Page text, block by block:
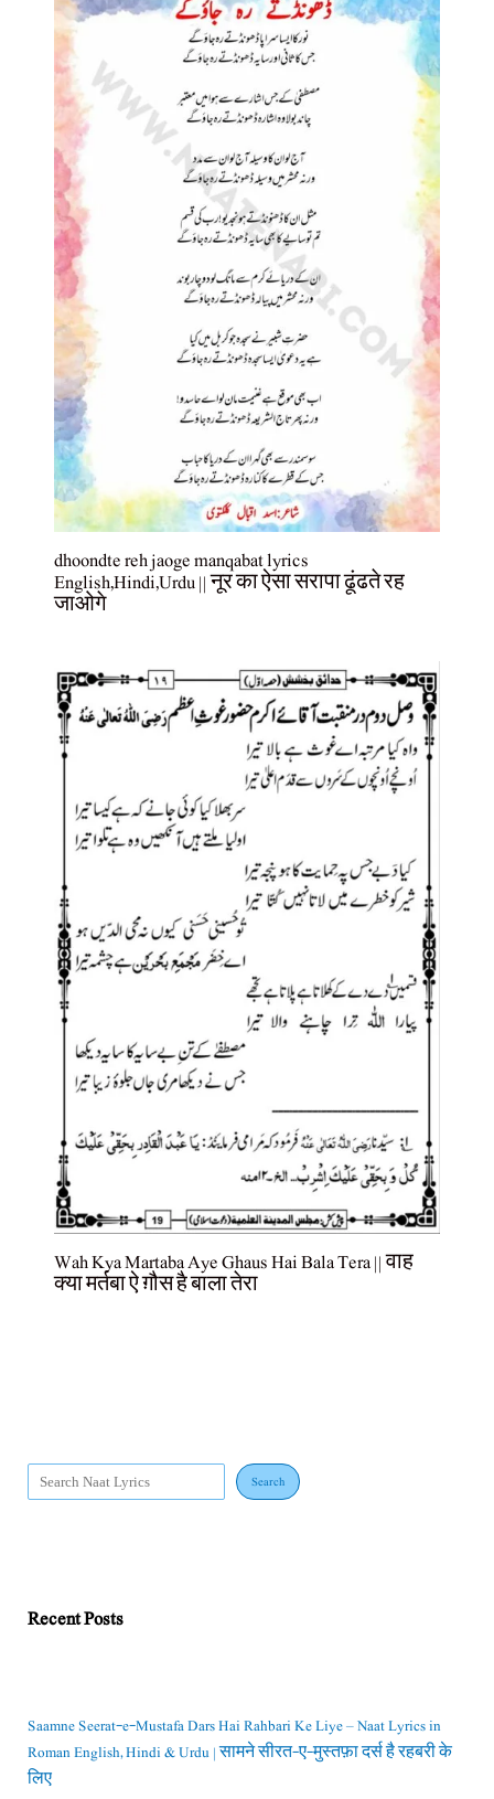
dhoondte reh jaoge manqabat lyrics
English,Hindi,Urdu || नूर का ऐसा सरापा ढूंढते रह
जाओगे
Wah Kya Martaba Aye Ghaus Hai Bala Tera || वाह
क्या मर्तबा ऐ ग़ौस है बाला तेरा
Search
Recent Posts
Saamne Seerat-e-Mustafa Dars Hai Rahbari Ke Liye – Naat Lyrics in
Roman English, Hindi & Urdu | सामने सीरत-ए-मुस्तफ़ा दर्स है रहबरी के
लिए